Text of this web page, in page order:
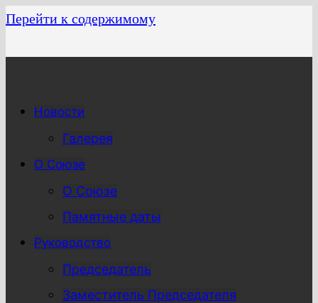
Перейти к содержимому
Новости
Галерея
О Союзе
О Союзе
Памятные даты
Руководство
Председатель
Заместитель Председателя